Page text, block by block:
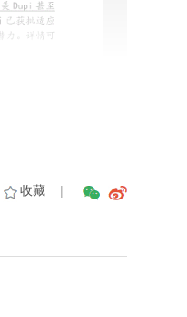
收藏 |